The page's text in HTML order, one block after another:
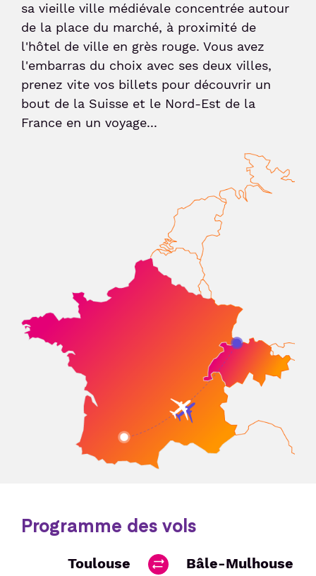
Enfant non-accompagné
Meet & Greet
sa vieille ville médiévale concentrée autour
de la place du marché, à proximité de
l'hôtel de ville en grès rouge. Vous avez
l'embarras du choix avec ses deux villes,
prenez vite vos billets pour découvrir un
bout de la Suisse et le Nord-Est de la
France en un voyage...
Programme des vols
Toulouse Bâle-Mulhouse